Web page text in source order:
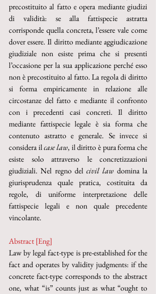
precostituito al fatto e opera mediante giudizi
di validità: se alla fattispecie astratta
corrisponde quella concreta, l’essere vale come
dover essere. Il diritto mediante aggiudicazione
giudiziale non esiste prima che si presenti
l’occasione per la sua applicazione perché esso
non è precostituito al fatto. La regola di diritto
si forma empiricamente in relazione alle
circostanze del fatto e mediante il confronto
con i precedenti casi concreti. Il diritto
mediante fattispecie legale è sia forma che
contenuto astratto e generale. Se invece si
considera il case law, il diritto è pura forma che
esiste solo attraverso le concretizzazioni
giudiziali. Nel regno del civil law domina la
giurisprudenza quale pratica, costituita da
regole, di uniforme interpretazione delle
fattispecie legali e non quale precedente
vincolante.
Abstract [Eng]
Law by legal fact-type is pre-established for the
fact and operates by validity judgments: if the
concrete fact-type corresponds to the abstract
one, what “is” counts just as what “ought to